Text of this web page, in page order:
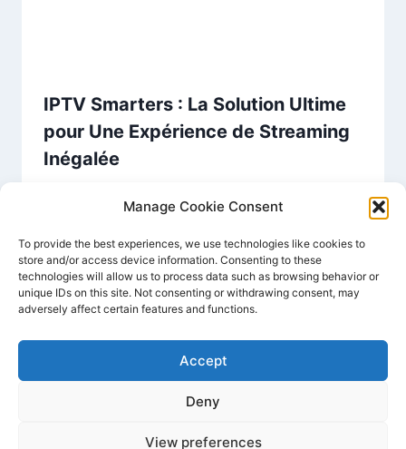
Manage Cookie Consent
To provide the best experiences, we use technologies like cookies to
store and/or access device information. Consenting to these
technologies will allow us to process data such as browsing behavior or
unique IDs on this site. Not consenting or withdrawing consent, may
adversely affect certain features and functions.
Accept
Deny
View preferences
IPTV Smarters : La Solution Ultime
pour Une Expérience de Streaming
Inégalée
© 2026 IPTV Premium - Thème WordPress par